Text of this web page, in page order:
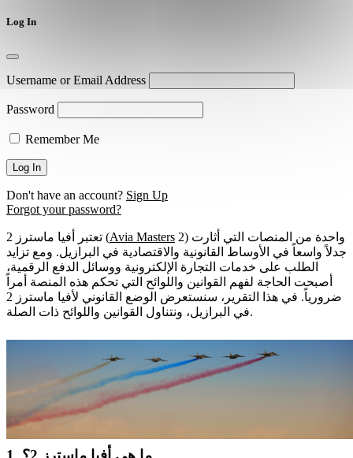
Log In
Username or Email Address
Password
Remember Me
Don't have an account? Sign Up
Forgot your password?
تعتبر أفيا ماسترز 2 (Avia Masters 2) واحدة من المنصات التي أثارت
جدلاً واسعاً في الأوساط القانونية والاقتصادية في البرازيل. ومع تزايد
الطلب على خدمات التجارة الإلكترونية ووسائل الدفع الرقمية،
أصبحت الحاجة لفهم القوانين واللوائح التي تحكم هذه المنصة أمراً
ضرورياً. في هذا التقرير، سنستعرض الوضع القانوني لأفيا ماسترز 2
في البرازيل، ونتناول القوانين واللوائح ذات الصلة.